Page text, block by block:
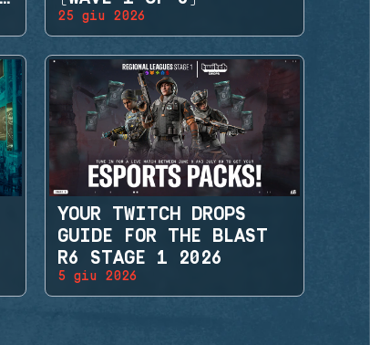
25 giu 2026
YOUR TWITCH DROPS
GUIDE FOR THE BLAST
R6 STAGE 1 2026
5 giu 2026